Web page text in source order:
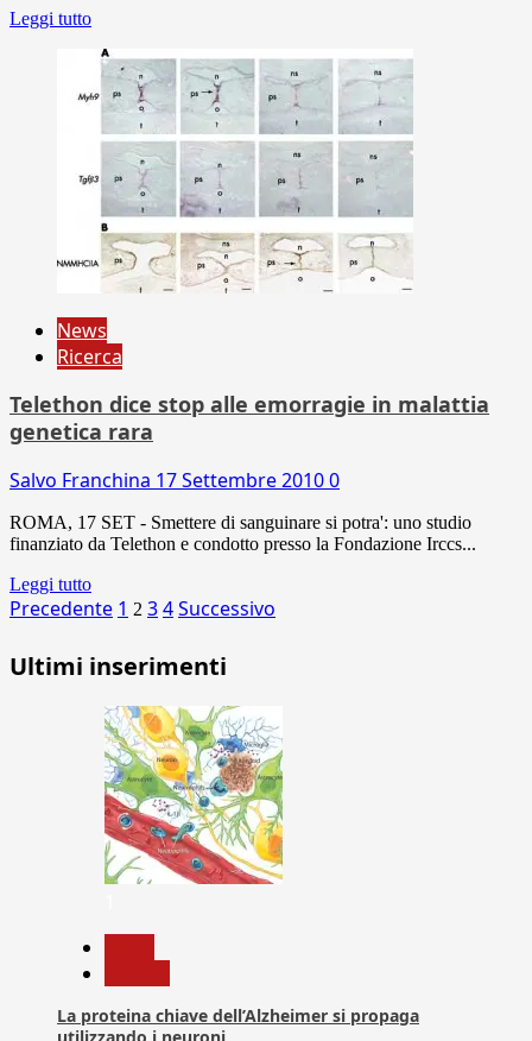
Leggi tutto
News
Ricerca
Telethon dice stop alle emorragie in malattia
genetica rara
Salvo Franchina 17 Settembre 20100
ROMA, 17 SET - Smettere di sanguinare si potra': uno studio
finanziato da Telethon e condotto presso la Fondazione Irccs...
Leggi tutto
Paginazione
degli
articoli
Precedente 1 2 34Successivo
Ultimi inserimenti
La proteina chiave dell’Alzheimer si propaga
utilizzando i neuroni